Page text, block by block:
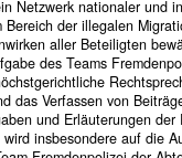
Netzwerk nationaler und
der illegalen
aller Beteiligten
des Teams
das Verfassen von
und Erläuterungen
insbesondere auf die